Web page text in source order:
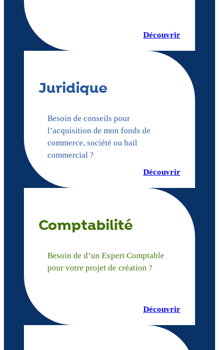
Découvrir
Juridique
Besoin de conseils pour
l’acquisition de mon fonds de
commerce, société ou bail
commercial ?
Découvrir
Comptabilité
Besoin de d’un Expert Comptable
pour votre projet de création ?
Découvrir